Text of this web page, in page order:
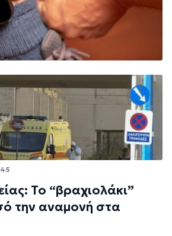
Το “βραχιολάκι”
την αναμονή στα